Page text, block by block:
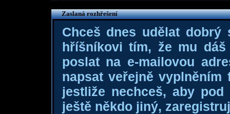
Zaslaná rozhřešení
Chceš dnes udělat dobrý
hříšníkovi tím, že mu
poslat na e-mailovou
napsat veřejně
jestliže nechceš, aby
ještě někdo jiný,